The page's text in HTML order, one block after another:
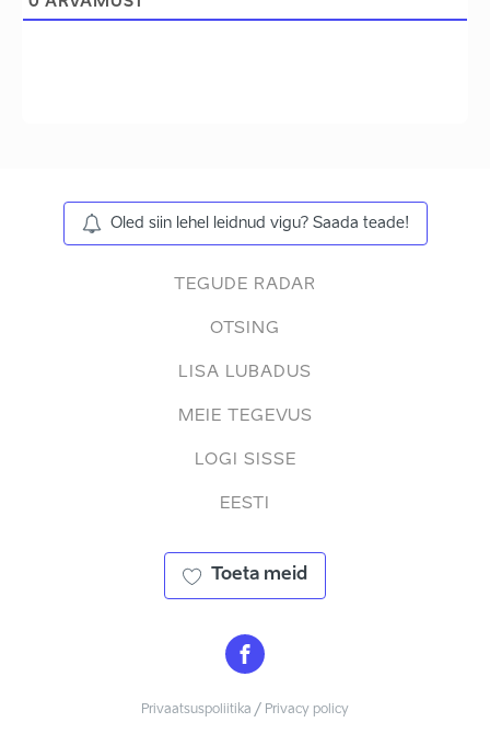
Oled siin lehel leidnud vigu? Saada teade!
TEGUDE RADAR
OTSING
LISA LUBADUS
MEIE TEGEVUS
LOGI SISSE
EESTI
Toeta meid
Privaatsuspoliitika / Privacy policy